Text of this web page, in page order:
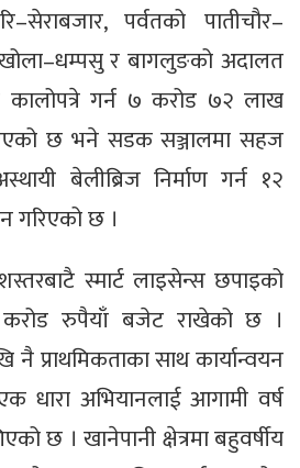
पर्वतको पातीचौर–
र बागलुङको अदालत
गर्न ७ करोड ७२ लाख
छ भने सडक सञ्जालमा सहज
बेलीब्रिज निर्माण गर्न १२
गरिएको छ ।
स्मार्ट लाइसेन्स छपाइको
करोड रुपैयाँ बजेट राखेको छ ।
प्राथमिकताका साथ कार्यान्वयन
धारा अभियानलाई आगामी वर्ष
छ । खानेपानी क्षेत्रमा बहुवर्षीय